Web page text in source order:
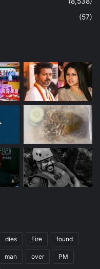
(57)
dies Fire found
man over PM